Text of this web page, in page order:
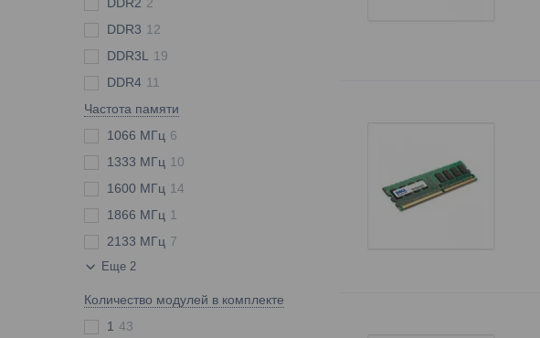
DDR3 12
DDR3L
19
DDR4 11
Частота памяти
1066 МГц 6
1333 МГц 10
1600 МГц 14
1866 МГц 1
2133 МГц 7
Еще 2
Количество модулей в комплекте
1 43